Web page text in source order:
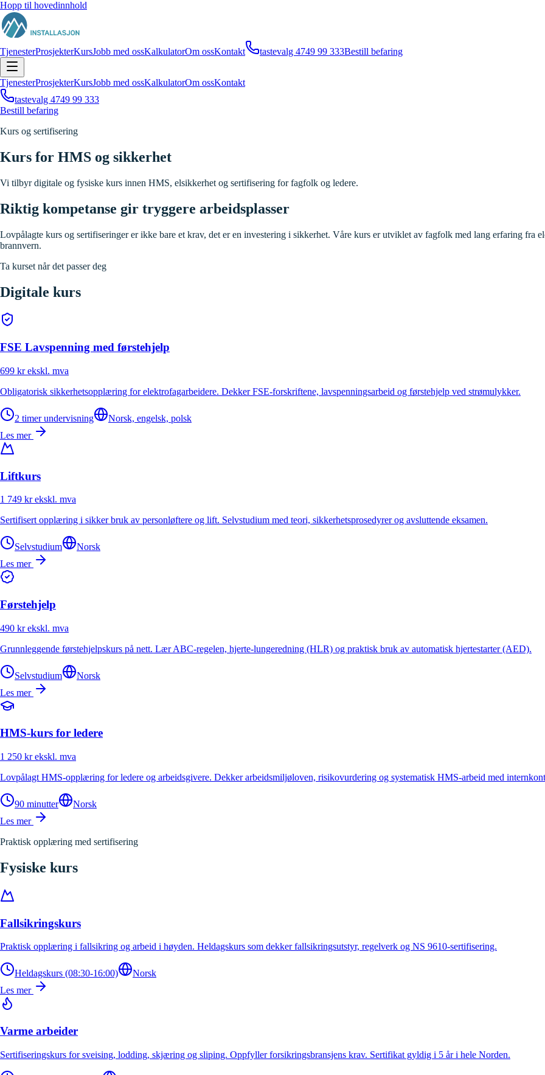
Hopp til hovedinnhold
TjenesterProsjekterKursJobb med ossKalkulatorOm ossKontakt tastevalg 4749 99 333Bestill befaring
TjenesterProsjekterKursJobb med ossKalkulatorOm ossKontakt
tastevalg 4749 99 333
Bestill befaring
Kurs og sertifisering
Kurs for HMS og sikkerhet
Vi tilbyr digitale og fysiske kurs innen HMS, elsikkerhet og sertifisering for fagfolk og ledere.
Riktig kompetanse gir tryggere arbeidsplasser
Lovpålagte kurs og sertifiseringer er ikke bare et krav, det er en investering i sikkerhet. Våre kurs er utviklet av fagfolk med lang erfaring
brannvern.
Ta kurset når det passer deg
Digitale kurs
FSE Lavspenning med førstehjelp
699 kr ekskl. mva
Obligatorisk sikkerhetsopplæring for elektrofagarbeidere. Dekker FSE-forskriftene, lavspenningsarbeid og førstehjelp ved strømulykker.
2 timer undervisning
Norsk, engelsk, polsk
Les mer
Liftkurs
1 749 kr ekskl. mva
Sertifisert opplæring i sikker bruk av personløftere og lift. Selvstudium med teori, sikkerhetsprosedyrer og avsluttende eksamen.
Selvstudium
Norsk
Les mer
Førstehjelp
490 kr ekskl. mva
Grunnleggende førstehjelpskurs på nett. Lær ABC-regelen, hjerte-lungeredning (HLR) og praktisk bruk av automatisk hjertestarter (AED).
Selvstudium
Norsk
Les mer
HMS-kurs for ledere
1 250 kr ekskl. mva
Lovpålagt HMS-opplæring for ledere og arbeidsgivere. Dekker arbeidsmiljøloven, risikovurdering og systematisk HMS-arbeid med
90 minutter
Norsk
Les mer
Praktisk opplæring med sertifisering
Fysiske kurs
Fallsikringskurs
Praktisk opplæring i fallsikring og arbeid i høyden. Heldagskurs som dekker fallsikringsutstyr, regelverk og NS 9610-sertifisering.
Heldagskurs (08:30-16:00)
Norsk
Les mer
Varme arbeider
Sertifiseringskurs for sveising, lodding, skjæring og sliping. Oppfyller forsikringsbransjens krav. Sertifikat gyldig i 5 år i hele Norden.